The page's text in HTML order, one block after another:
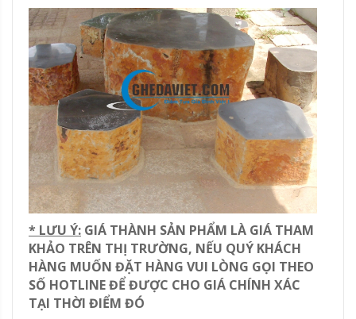
* LƯU Ý: GIÁ THÀNH SẢN PHẨM LÀ GIÁ THAM
KHẢO TRÊN THỊ TRƯỜNG, NẾU QUÝ KHÁCH
HÀNG MUỐN ĐẶT HÀNG VUI LÒNG GỌI THEO
SỐ HOTLINE ĐỂ ĐƯỢC CHO GIÁ CHÍNH XÁC
TẠI THỜI ĐIỂM ĐÓ